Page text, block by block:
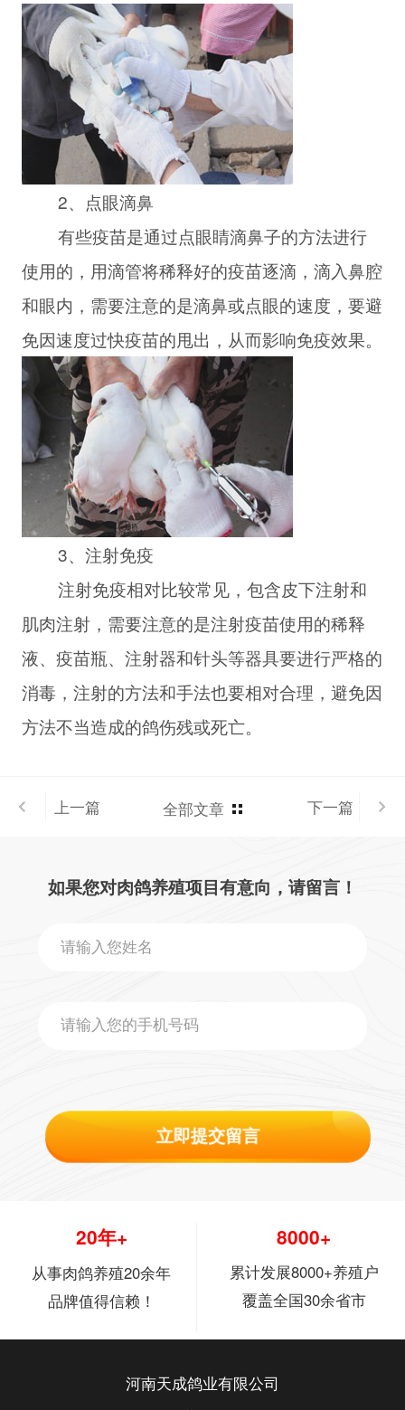
2、点眼滴鼻
有些疫苗是通过点眼睛滴鼻子的方法进行
使用的，用滴管将稀释好的疫苗逐滴，滴入鼻腔
和眼内，需要注意的是滴鼻或点眼的速度，要避
免因速度过快疫苗的甩出，从而影响免疫效果。
3、注射免疫
注射免疫相对比较常见，包含皮下注射和
肌肉注射，需要注意的是注射疫苗使用的稀释
液、疫苗瓶、注射器和针头等器具要进行严格的
消毒，注射的方法和手法也要相对合理，避免因
方法不当造成的鸽伤残或死亡。
上一篇 全部文章 下一篇
如果您对肉鸽养殖项目有意向，请留言！
立即提交留言
20年+
从事肉鸽养殖20余年
品牌值得信赖！
8000+
累计发展8000+养殖户
覆盖全国30余省市
河南天成鸽业有限公司